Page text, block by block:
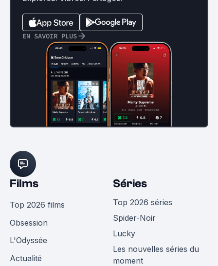
EN SAVOIR PLUS
Films
Top 2026 films
Obsession
L'Odyssée
Actualité
Séries
Top 2026 séries
Spider-Noir
Lucky
Les nouvelles séries du
moment